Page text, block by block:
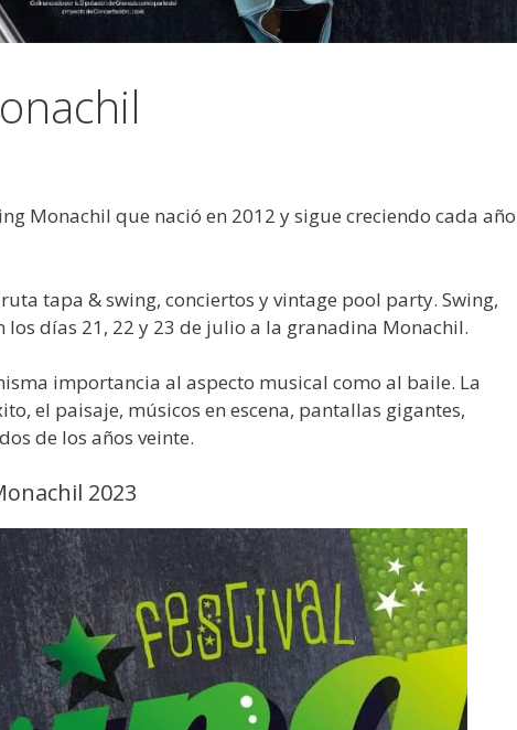
Monachil que nació en 2012 y sigue creciendo cada año
tapa & swing, conciertos y vintage pool party. Swing,
los días 21, 22 y 23 de julio a la granadina Monachil.
importancia al aspecto musical como al baile. La
el paisaje, músicos en escena, pantallas gigantes,
de los años veinte.
2023